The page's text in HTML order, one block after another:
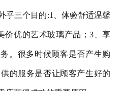
乎三个目的:1、体验舒适温馨
价优的艺术玻璃产品；3、享
。很多时候顾客是否产生购
的服务是否让顾客产生好的